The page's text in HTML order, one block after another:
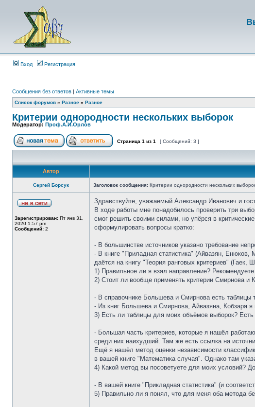
Вход Регистрация
Сообщения без ответов | Активные темы
Список форумов » Разное » Разное
Критерии однородности нескольких выборок
Модератор: Проф.А.И.Орлов
Страница 1 из 1 [ Сообщений: 3 ]
Автор
Сергей Борсук Заголовок сообщения: Критерии однородности нескольких
Зарегистрирован: Пт янв 31,
2020 1:57 pm
Сообщений: 2
Здравствуйте, уважаемый Александр Иванович и
В ходе работы мне понадобилось проверить три
смог решить своими силами, но упёрся в
сформулировать вопросы кратко:
- В большинстве источников указано требование
- В книге "Приладная статистика" (Айвазян, Енюков,
даётся на книгу "Теория ранговых критериев"
1) Правильное ли я взял направление?
2) Стоит ли вообще применять критерии Смирнова и
- В справочнике Большева и Смирнова есть
- Из книг Большева и Смирнова, Айвазяна, Кобзаря
3) Есть ли таблицы для моих объёмов выборок?
- Большая часть критериев, которые я нашёл
среди них наихудший. Там же есть ссылка на
Ещё я нашёл метод оценки независимости
в вашей книге "Математика случая". Однако там
4) Какой метод вы посоветуете для моих условий?
- В вашей книге "Прикладная статистика" (и
5) Правильно ли я понял, что для меня оба метода